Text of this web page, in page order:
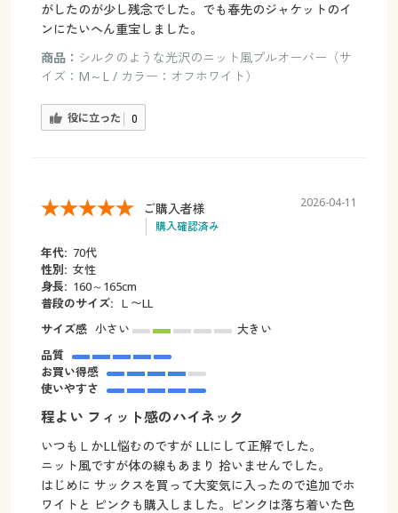
がしたのが少し残念でした。でも春先のジャケットのイ
ンにたいへん重宝しました。
商品： シルクのような光沢のニット風プルオーバー（サ
イズ：M～L / カラー：オフホワイト）
役に立った 0
ご購入者様
購入確認済み
2026-04-11
年代: 70代
性別: 女性
身長: 160～165cm
普段のサイズ: Ｌ〜LL
サイズ感 小さい
大きい
品質
お買い得感
使いやすさ
程よい フィット感のハイネック
いつもＬかLL悩むのですが LLにして正解でした。
ニット風ですが体の線もあまり 拾いませんでした。
はじめに サックスを買って大変気に入ったので追加でホ
ワイトと ピンクも購入しました。ピンクは落ち着いた色